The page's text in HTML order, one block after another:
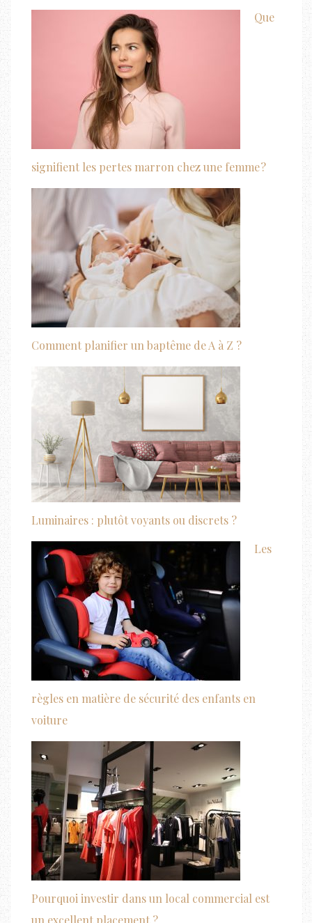
Que
signifient les pertes marron chez une femme ?
Comment planifier un baptême de A à Z ?
Luminaires : plutôt voyants ou discrets ?
Les
règles en matière de sécurité des enfants en
voiture
Pourquoi investir dans un local commercial est
un excellent placement ?